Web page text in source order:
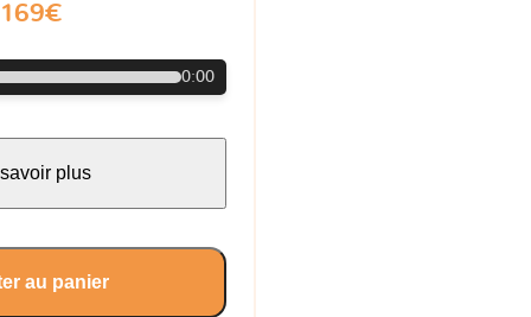
169€
0:00
plus
au panier